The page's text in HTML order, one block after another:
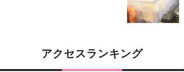
アクセスランキング